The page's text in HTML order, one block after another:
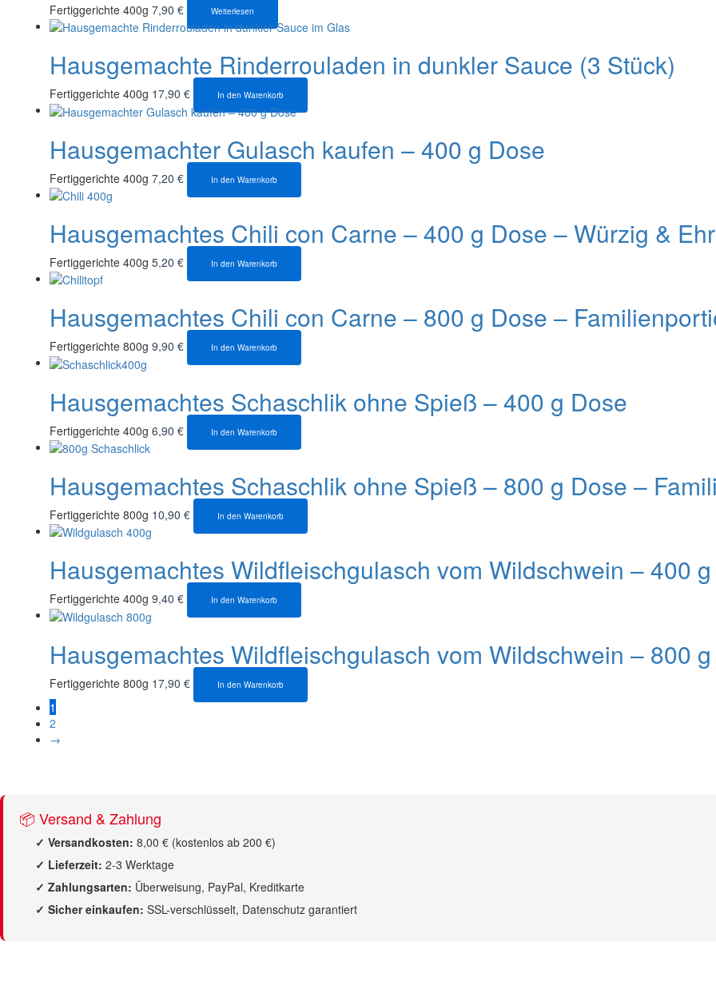
Fertiggerichte 400g 7,90 € Weiterlesen
Hausgemachte Rinderrouladen in dunkler Sauce (3 Stück)
Fertiggerichte 400g 17,90 € In den Warenkorb
Hausgemachter Gulasch kaufen – 400 g Dose
Fertiggerichte 400g 7,20 € In den Warenkorb
Hausgemachtes Chili con Carne – 400 g Dose – Würzig &
Fertiggerichte 400g 5,20 € In den Warenkorb
Hausgemachtes Chili con Carne – 800 g Dose –
Fertiggerichte 800g 9,90 € In den Warenkorb
Hausgemachtes Schaschlik ohne Spieß – 400 g Dose
Fertiggerichte 400g 6,90 € In den Warenkorb
Hausgemachtes Schaschlik ohne Spieß – 800 g Dose –
Fertiggerichte 800g 10,90 € In den Warenkorb
Hausgemachtes Wildfleischgulasch vom Wildschwein – 400
Fertiggerichte 400g 9,40 € In den Warenkorb
Hausgemachtes Wildfleischgulasch vom Wildschwein – 800
Fertiggerichte 800g 17,90 € In den Warenkorb
1
2
→
📦 Versand & Zahlung
✓ Versandkosten: 8,00 € (kostenlos ab 200 €)
✓ Lieferzeit: 2-3 Werktage
✓ Zahlungsarten: Überweisung, PayPal, Kreditkarte
✓ Sicher einkaufen: SSL-verschlüsselt, Datenschutz garantiert